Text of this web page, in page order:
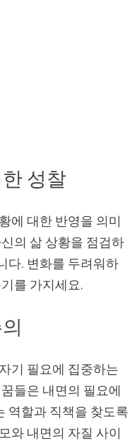
성찰
에 대한 반영을 의미
의 삶 상황을 점검하
다. 변화를 두려워하
를 가지세요.
기 필요에 집중하는
들은 내면의 필요에
역할과 직책을 찾도록
와 내면의 자질 사이